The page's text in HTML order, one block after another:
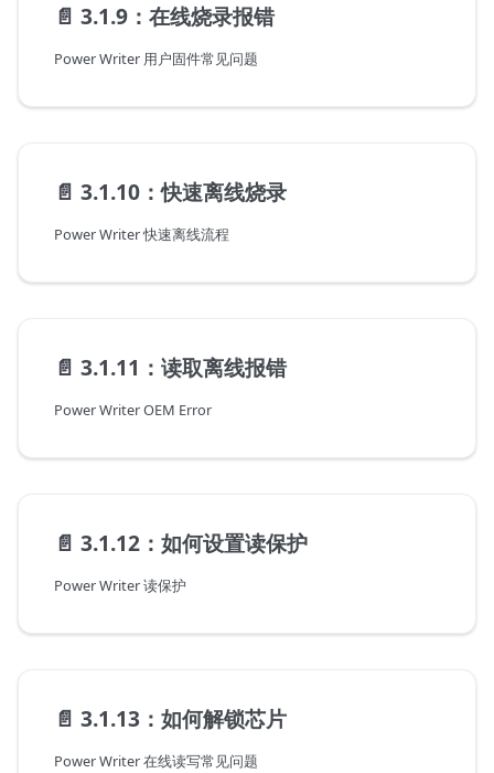
📄️ 3.1.9：在线烧录报错
Power Writer 用户固件常见问题
📄️ 3.1.10：快速离线烧录
Power Writer 快速离线流程
📄️ 3.1.11：读取离线报错
Power Writer OEM Error
📄️ 3.1.12：如何设置读保护
Power Writer 读保护
📄️ 3.1.13：如何解锁芯片
Power Writer 在线读写常见问题